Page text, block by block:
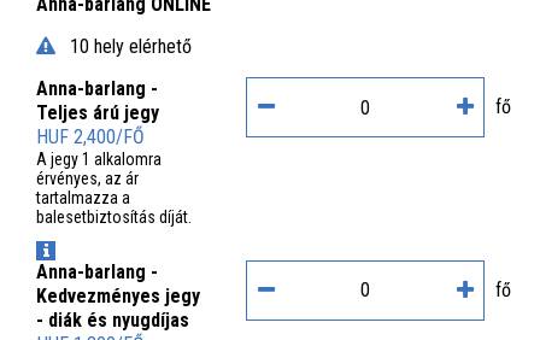
Anna-barlang ONLINE
10 hely elérhető
Anna-barlang -
Teljes árú jegy
HUF 2,400/FŐ
A jegy 1 alkalomra
érvényes, az ár
tartalmazza a
balesetbiztosítás díját.
INFO
fő
Anna-barlang -
Kedvezményes jegy
- diák és nyugdíjas
fő